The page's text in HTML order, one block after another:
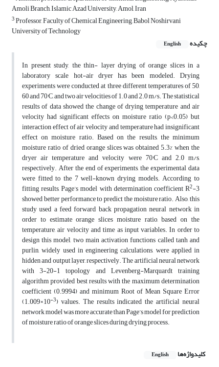
Amoli Branch, Islamic Azad University, Amol, Iran
3Professor, Faculty of Chemical Engineering, Babol Noshirvani
University of Technology
چکیده
English
In present study, the thin- layer drying of orange slices in a
laboratory scale hot-air dryer has been modeled. Drying
experiments were conducted at three different temperatures of 50,
60 and 70°C, and two air velocities of 1.0 and 2.0 m/s. The statistical
results of data showed the change of drying temperature and air
velocity had significant effects on moisture ratio (p<0.05) but
interaction effect of air velocity and temperature had insignificant
effect on moisture ratio. Based on the results, the minimum
moisture ratio of dried orange slices was obtained 5.3% when the
dryer air temperature and velocity were 70°C and 2.0 m/s,
respectively. After the end of experiments, the experimental data
were fitted to the 7 well-known drying models. According to
fitting results, Page’s model with determination coefficient R2-3
showed better performance to predict the moisture ratio. Also, this
study used a feed forward back propagation neural network in
order to estimate orange slices moisture ratio, based on the
temperature, air velocity and time as input variables. In order to
design this model, two main activation functions called tanh and
purlin, widely used in engineering calculations, were applied in
hidden and output layer, respectively. The artificial neural network
with 3-20-1 topology and Levenberg-Marquardt training
algorithm provided best results with the maximum determination
coefficient (0.9994) and minimum Root of Mean Square Error
(1.009×10-3) values. The results indicated the artificial neural
network model was more accurate than Page’s model for prediction
of moisture ratio of orange slices during drying process.
کلیدواژه‌ها English